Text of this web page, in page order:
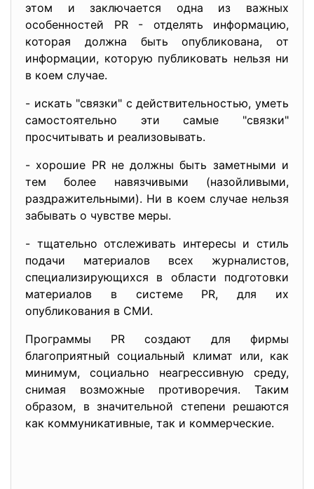
этом и заключается одна из важных
особенностей PR - отделять информацию,
которая должна быть опубликована, от
информации, которую публиковать нельзя ни
в коем случае.
- искать "связки" с действительностью, уметь
самостоятельно эти самые "связки"
просчитывать и реализовывать.
- хорошие PR не должны быть заметными и
тем более навязчивыми (назойливыми,
раздражительными). Ни в коем случае нельзя
забывать о чувстве меры.
- тщательно отслеживать интересы и стиль
подачи материалов всех журналистов,
специализирующихся в области подготовки
материалов в системе PR, для их
опубликования в СМИ.
Программы PR создают для фирмы
благоприятный социальный климат или, как
минимум, социально неагрессивную среду,
снимая возможные противоречия. Таким
образом, в значительной степени решаются
как коммуникативные, так и коммерческие.